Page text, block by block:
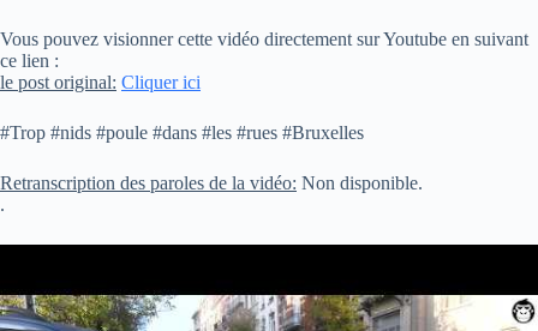
Vous pouvez visionner cette vidéo directement sur Youtube en suivant
ce lien :
le post original: Cliquer ici
#Trop #nids #poule #dans #les #rues #Bruxelles
Retranscription des paroles de la vidéo: Non disponible.
.